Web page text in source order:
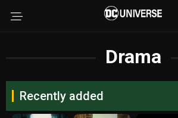
Drama
Recently added